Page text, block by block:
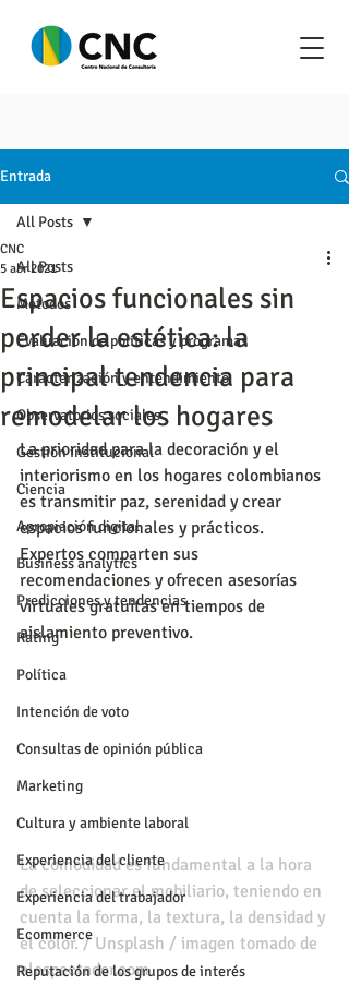
Entrada
All Posts
Metodos
Evaluación de políticas y programas
Caracterización y entendimiento
Observatorios sociales
Gestión institucional
Ciencia
Apropiación digital
Business analytics
Predicciones y tendencias
Rating
Política
Intención de voto
Consultas de opinión pública
Marketing
Cultura y ambiente laboral
Experiencia del cliente
Experiencia del trabajador
Ecommerce
Reputación de los grupos de interés
All Posts
Espacios funcionales sin
perder la estética: la
principal tendencia para
remodelar los hogares
CNC
5 abr 2021
La prioridad para la decoración y el
interiorismo en los hogares colombianos
es transmitir paz, serenidad y crear
espacios funcionales y prácticos.
Expertos comparten sus
recomendaciones y ofrecen asesorías
virtuales gratuitas en tiempos de
aislamiento preventivo.
La comodidad es fundamental a la hora
de seleccionar el mobiliario, teniendo en
cuenta la forma, la textura, la densidad y
el color. / Unsplash / imagen tomado de
elespectador.com